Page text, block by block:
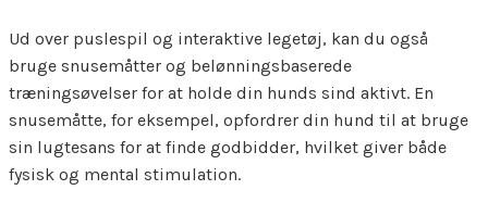
Ud over puslespil og interaktive legetøj, kan du også
bruge snusemåtter og belønningsbaserede
træningsøvelser for at holde din hunds sind aktivt. En
snusemåtte, for eksempel, opfordrer din hund til at bruge
sin lugtesans for at finde godbidder, hvilket giver både
fysisk og mental stimulation.